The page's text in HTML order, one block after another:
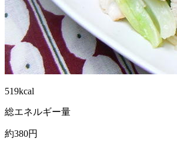
519kcal
総エネルギー量
約380円